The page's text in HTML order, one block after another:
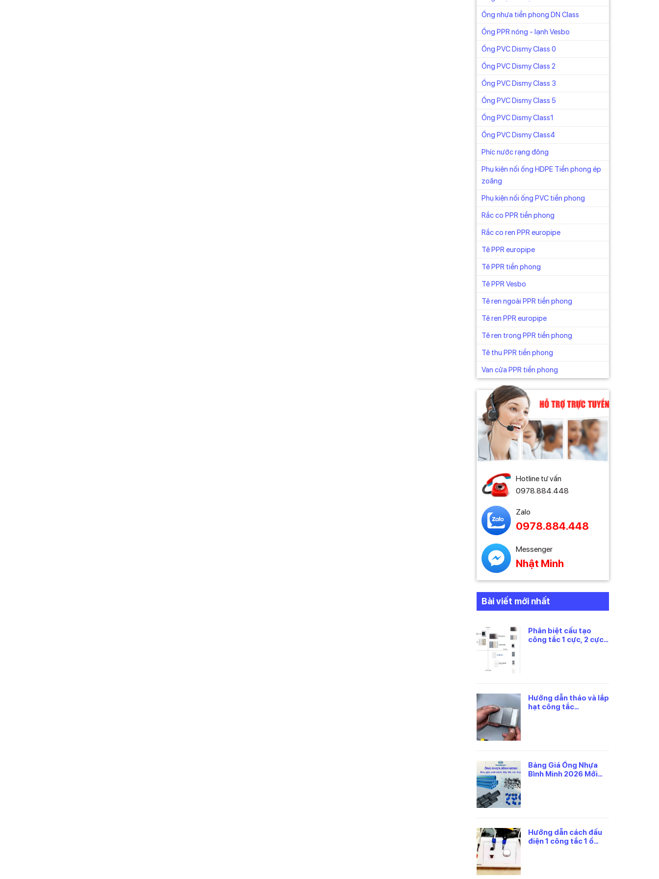
Ống nhựa tiền phong DN Class
Ống PPR nóng - lạnh Vesbo
Ống PVC Dismy Class 0
Ống PVC Dismy Class 2
Ống PVC Dismy Class 3
Ống PVC Dismy Class 5
Ống PVC Dismy Class1
Ống PVC Dismy Class4
Phíc nước rạng đông
Phụ kiện nối ống HDPE Tiền phong ép
zoăng
Phụ kiện nối ống PVC tiền phong
Rắc co PPR tiền phong
Rắc co ren PPR europipe
Tê PPR europipe
Tê PPR tiền phong
Tê PPR Vesbo
Tê ren ngoài PPR tiền phong
Tê ren PPR europipe
Tê ren trong PPR tiền phong
Tê thu PPR tiền phong
Van cửa PPR tiền phong
Hotline tư vấn
0978.884.448
Zalo
0978.884.448
Messenger
Nhật Minh
Bài viết mới nhất
Phân biệt cấu tạo
công tắc 1 cực, 2 cực
Hướng dẫn tháo và lắp
hạt công tắc
Bảng Giá Ống Nhựa
Bình Minh 2026 Mới
Hướng dẫn cách đấu
điện 1 công tắc 1 ổ